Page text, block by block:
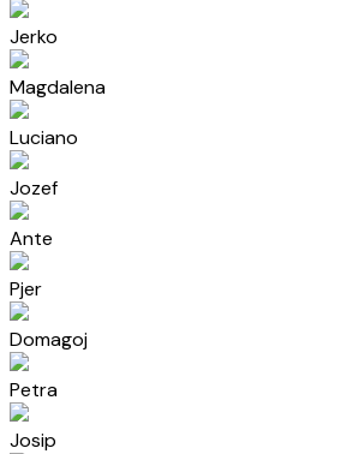
Jerko
Magdalena
Luciano
Jozef
Ante
Pjer
Domagoj
Petra
Josip